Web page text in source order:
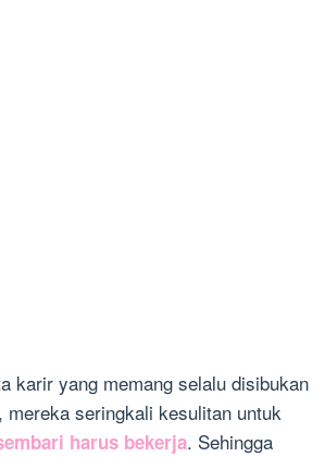
karir yang memang selalu disibukan
mereka seringkali kesulitan untuk
harus bekerja. Sehingga